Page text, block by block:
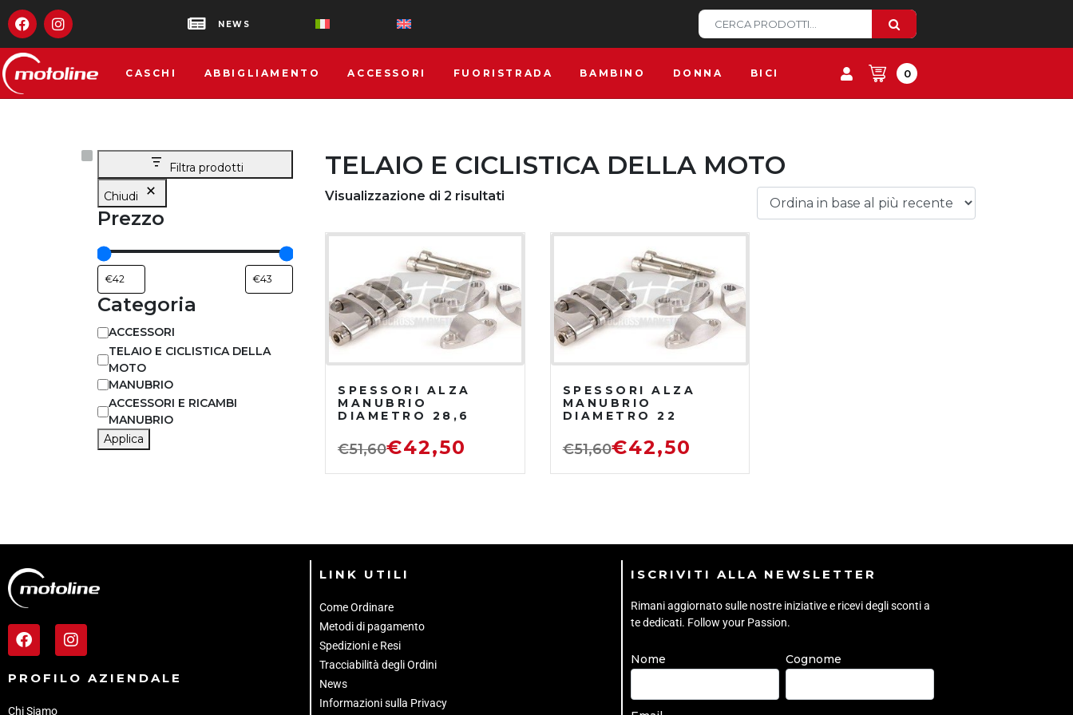
NEWS
CASCHI ABBIGLIAMENTO ACCESSORI FUORISTRADA BAMBINO DONNA BICI 0
TELAIO E CICLISTICA DELLA MOTO
Visualizzazione di 2 risultati
SPESSORI ALZA
MANUBRIO
DIAMETRO 28,6
€51,60€42,50
SPESSORI ALZA
MANUBRIO
DIAMETRO 22
€51,60€42,50
Filtra prodotti
Chiudi
Prezzo
Categoria
ACCESSORI
TELAIO E CICLISTICA DELLA
MOTO
MANUBRIO
ACCESSORI E RICAMBI
MANUBRIO
Applica
PROFILO AZIENDALE
Chi Siamo
LINK UTILI
Come Ordinare
Metodi di pagamento
Spedizioni e Resi
Tracciabilità degli Ordini
News
Informazioni sulla Privacy
ISCRIVITI ALLA NEWSLETTER
Rimani aggiornato sulle nostre iniziative e ricevi degli sconti a
te dedicati. Follow your Passion.
Nome Cognome